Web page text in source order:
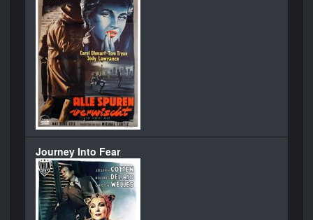
Journey Into Fear